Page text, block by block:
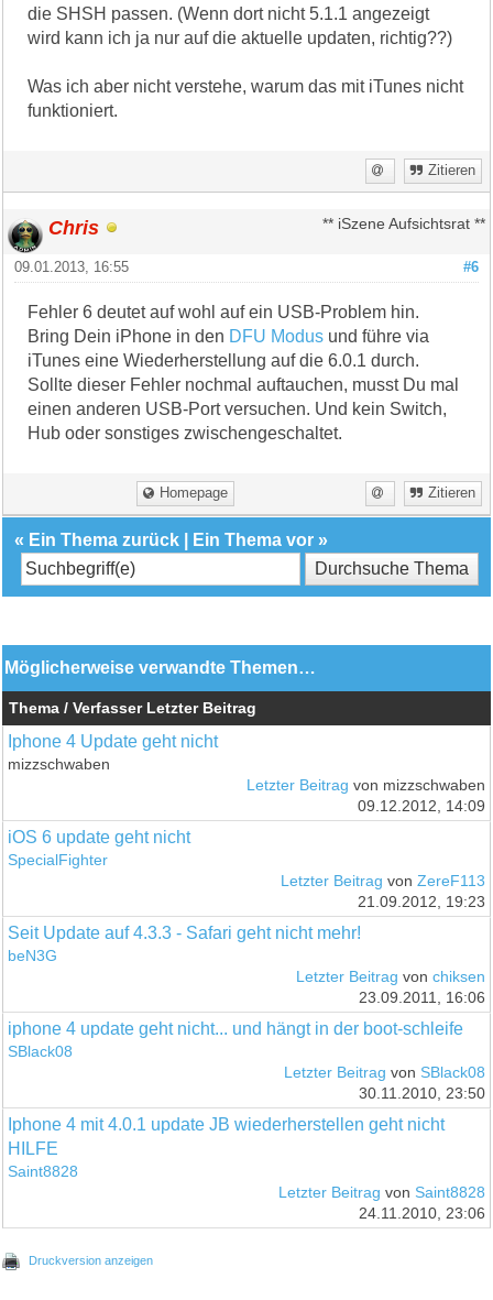
die SHSH passen. (Wenn dort nicht 5.1.1 angezeigt
wird kann ich ja nur auf die aktuelle updaten, richtig??)
Was ich aber nicht verstehe, warum das mit iTunes nicht
funktioniert.
Zitieren
Chris ** iSzene Aufsichtsrat **
#6
09.01.2013, 16:55
Fehler 6 deutet auf wohl auf ein USB-Problem hin.
Bring Dein iPhone in den DFU Modus und führe via
iTunes eine Wiederherstellung auf die 6.0.1 durch.
Sollte dieser Fehler nochmal auftauchen, musst Du mal
einen anderen USB-Port versuchen. Und kein Switch,
Hub oder sonstiges zwischengeschaltet.
Homepage Zitieren
« Ein Thema zurück Ein Thema vor »
Möglicherweise verwandte Themen…
Thema / Verfasser Letzter Beitrag
Iphone 4 Update geht nicht
mizzschwaben
Letzter Beitrag von mizzschwaben
09.12.2012, 14:09
iOS 6 update geht nicht
SpecialFighter
Letzter Beitrag von ZereF113
21.09.2012, 19:23
Seit Update auf 4.3.3 - Safari geht nicht mehr!
beN3G
Letzter Beitrag von chiksen
23.09.2011, 16:06
iphone 4 update geht nicht... und hängt in der boot-schleife
SBlack08
Letzter Beitrag von SBlack08
30.11.2010, 23:50
Iphone 4 mit 4.0.1 update JB wiederherstellen geht nicht
HILFE
Saint8828
Letzter Beitrag von Saint8828
24.11.2010, 23:06
Druckversion anzeigen